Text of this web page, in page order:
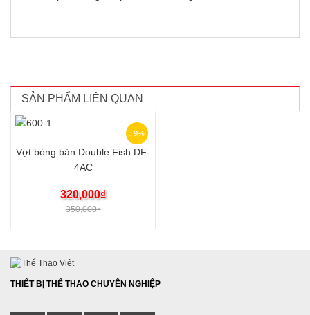
SẢN PHẨM LIÊN QUAN
9%
Vợt bóng bàn Double Fish DF-
4AC
350,000₫
320,000₫
THIẾT BỊ THỂ THAO CHUYÊN NGHIỆP